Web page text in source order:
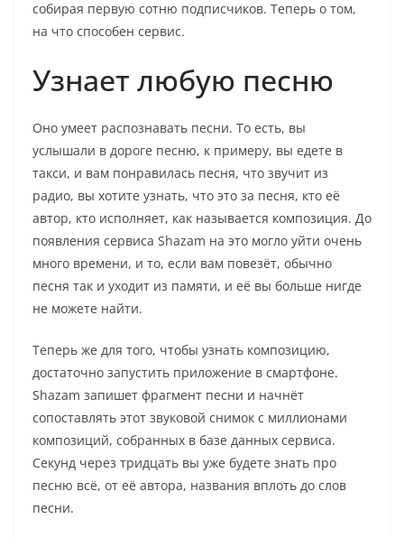
собирая первую сотню подписчиков. Теперь о том,
на что способен сервис.
Узнает любую песню
Оно умеет распознавать песни. То есть, вы
услышали в дороге песню, к примеру, вы едете в
такси, и вам понравилась песня, что звучит из
радио, вы хотите узнать, что это за песня, кто её
автор, кто исполняет, как называется композиция. До
появления сервиса Shazam на это могло уйти очень
много времени, и то, если вам повезёт, обычно
песня так и уходит из памяти, и её вы больше нигде
не можете найти.
Теперь же для того, чтобы узнать композицию,
достаточно запустить приложение в смартфоне.
Shazam запишет фрагмент песни и начнёт
сопоставлять этот звуковой снимок с миллионами
композиций, собранных в базе данных сервиса.
Секунд через тридцать вы уже будете знать про
песню всё, от её автора, названия вплоть до слов
песни.